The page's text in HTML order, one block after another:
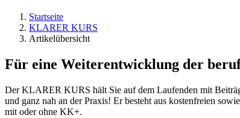
Startseite
KLARER KURS
Artikelübersicht
Für eine Weiterentwicklung der
Der KLARER KURS hält Sie auf dem Laufenden mit
und ganz nah an der Praxis! Er besteht aus kostenfreien
mit oder ohne KK+.